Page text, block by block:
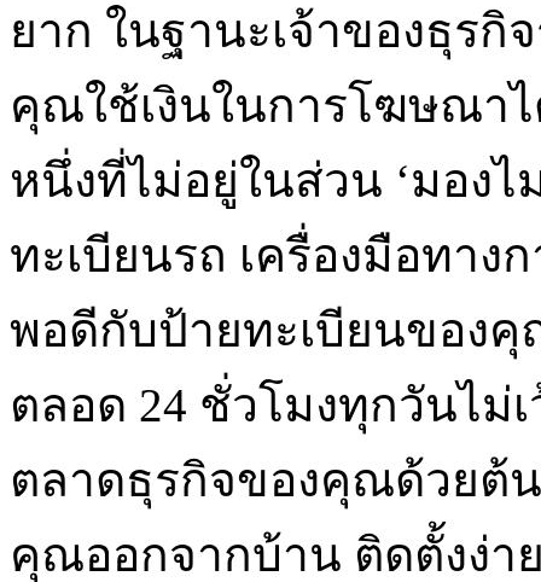
ยาก ในฐานะเจ้าของธุร
คุณใช้เงินในการโฆษณา
หนึ่งที่ไม่อยู่ในส่วน ‘มอง
ทะเบียนรถ เครื่องมือทาง
พอดีกับป้ายทะเบียนของ
ตลอด 24 ชั่วโมงทุกวันไม่
ตลาดธุรกิจของคุณด้วย
คุณออกจากบ้าน ติดตั้งง่า